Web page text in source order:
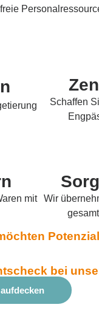
Schaffen
mit
Wir
bei